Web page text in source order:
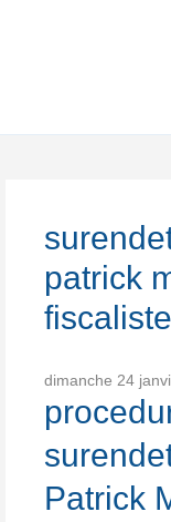
patrick
fiscaliste
dimanche 24
Patrick